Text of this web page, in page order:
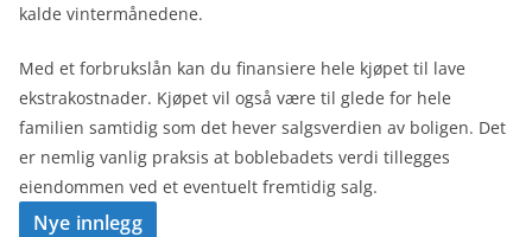
kalde vintermånedene.
Med et forbrukslån kan du finansiere hele kjøpet til lave
ekstrakostnader. Kjøpet vil også være til glede for hele
familien samtidig som det hever salgsverdien av boligen. Det
er nemlig vanlig praksis at boblebadets verdi tillegges
eiendommen ved et eventuelt fremtidig salg.
Nye innlegg